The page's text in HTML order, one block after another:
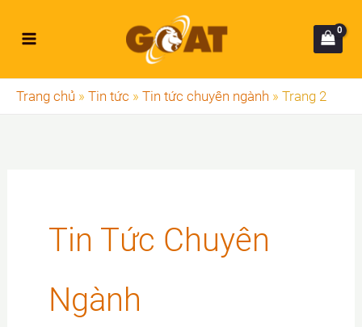
Trang chủ » Tin tức » Tin tức chuyên ngành » Trang 2
Tin Tức Chuyên
Ngành